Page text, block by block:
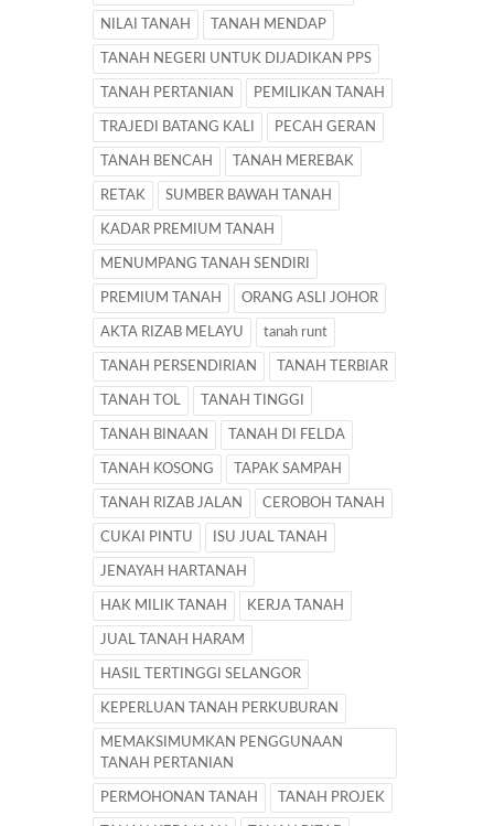
NILAI TANAH TANAH MENDAP
TANAH NEGERI UNTUK DIJADIKAN PPS
TANAH PERTANIAN PEMILIKAN TANAH
TRAJEDI BATANG KALI PECAH GERAN
TANAH BENCAH TANAH MEREBAK
RETAK SUMBER BAWAH TANAH
KADAR PREMIUM TANAH
MENUMPANG TANAH SENDIRI
PREMIUM TANAH ORANG ASLI JOHOR
AKTA RIZAB MELAYU tanah runt
TANAH PERSENDIRIAN TANAH TERBIAR
TANAH TOL TANAH TINGGI
TANAH BINAAN TANAH DI FELDA
TANAH KOSONG TAPAK SAMPAH
TANAH RIZAB JALAN CEROBOH TANAH
CUKAI PINTU ISU JUAL TANAH
JENAYAH HARTANAH
HAK MILIK TANAH KERJA TANAH
JUAL TANAH HARAM
HASIL TERTINGGI SELANGOR
KEPERLUAN TANAH PERKUBURAN
MEMAKSIMUMKAN PENGGUNAAN
TANAH PERTANIAN
PERMOHONAN TANAH TANAH PROJEK